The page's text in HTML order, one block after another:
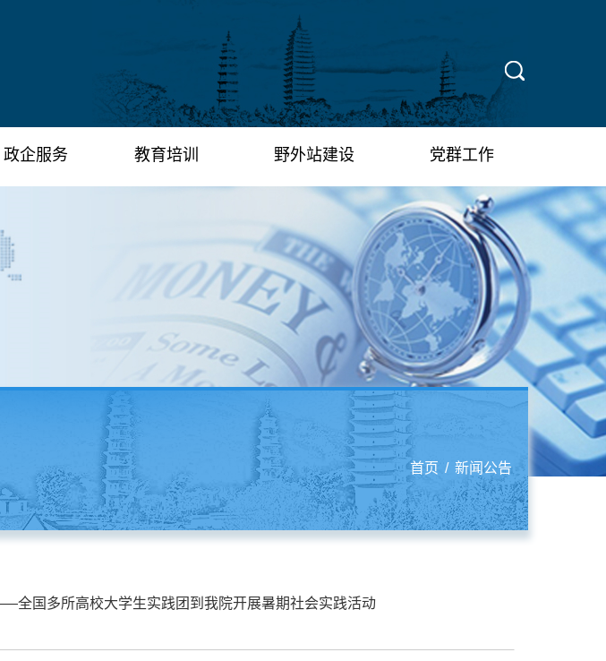
政企服务 教育培训 野外站建设 党群工作
首页 / 新闻公告
全国多所高校大学生实践团到我院开展暑期社会实践活动